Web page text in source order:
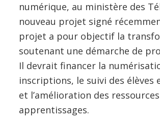
numérique, au ministère des
nouveau projet signé
projet a pour objectif la
soutenant une démarche de
Il devrait financer la
inscriptions, le suivi des élèves
et l’amélioration des
apprentissages.